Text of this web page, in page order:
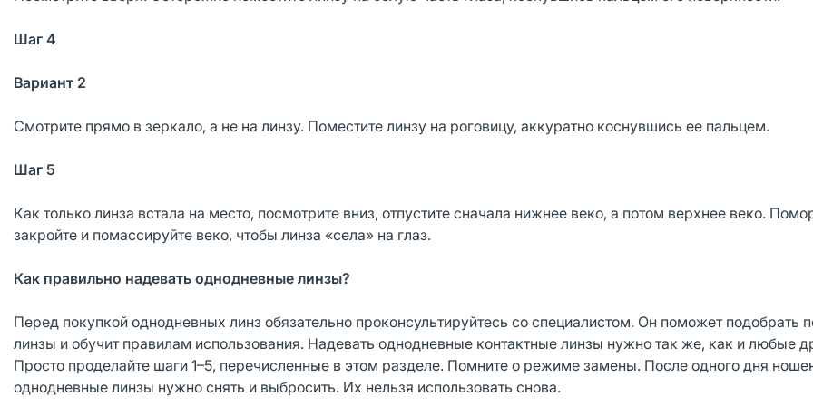
Шаг 4
Вариант 2
Смотрите прямо в зеркало, а не на линзу. Поместите линзу на роговицу, аккуратно коснувшись ее пальцем.
Шаг 5
Как только линза встала на место, посмотрите вниз, отпустите сначала нижнее веко, а потом верхнее веко.
закройте и помассируйте веко, чтобы линза «села» на глаз.
Как правильно надевать однодневные линзы?
Перед покупкой однодневных линз обязательно проконсультируйтесь со специалистом. Он поможет подобрать
линзы и обучит правилам использования. Надевать однодневные контактные линзы нужно так же, как и любые
Просто проделайте шаги 1–5, перечисленные в этом разделе. Помните о режиме замены. После одного дня
однодневные линзы нужно снять и выбросить. Их нельзя использовать снова.